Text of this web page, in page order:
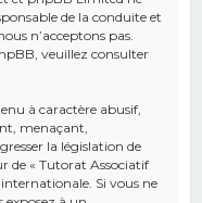
de la conduite et
n’acceptons pas.
veuillez consulter
à caractère abusif,
menaçant,
la législation de
de « Tutorat Associatif
Si vous ne